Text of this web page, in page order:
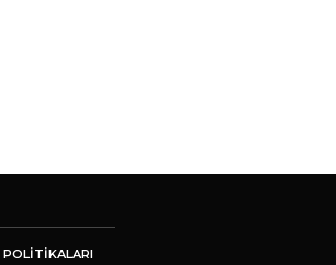
POLITIKALARI